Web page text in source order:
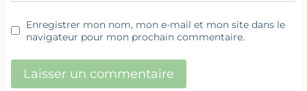
Enregistrer mon nom, mon e-mail et mon site dans le
navigateur pour mon prochain commentaire.